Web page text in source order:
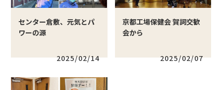
センター倉敷、元気とパ
ワーの源
2025/02/14
京都工場保健会 賀詞交歓
会から
2025/02/07